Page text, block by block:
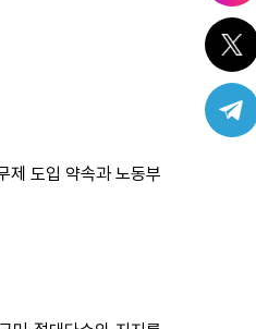
제 도입 약속과 노동부